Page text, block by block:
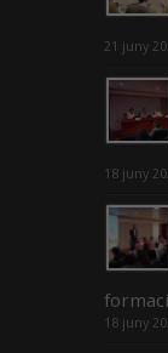
21 juny
18 juny
18 juny